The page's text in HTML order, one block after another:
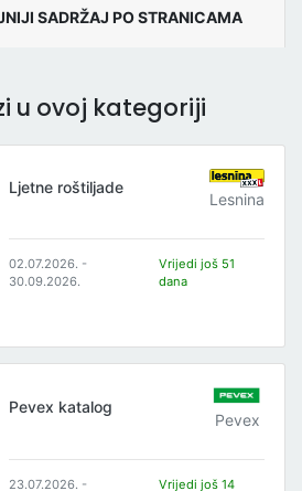
SADRŽAJ PO STRANICAMA
u ovoj kategoriji
Ljetne roštiljade
Lesnina
02.07.2026. -
30.09.2026.
Vrijedi još 51
dana
Pevex katalog
Pevex
23.07.2026. -
Vrijedi još 14